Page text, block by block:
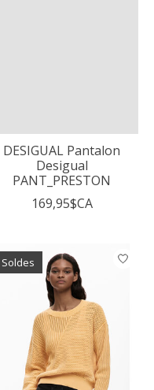
DESIGUAL Pantalon
Desigual
PANT_PRESTON
169,95$CA
Soldes